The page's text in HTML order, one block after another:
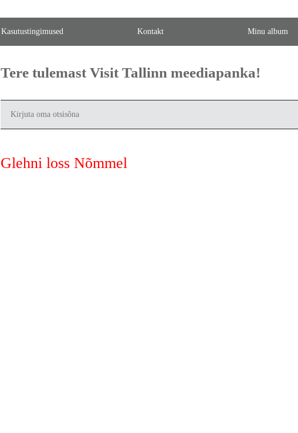
Kasutustingimused Kontakt Minu album
Tere tulemast Visit Tallinn meediapanka!
Glehni loss Nõmmel